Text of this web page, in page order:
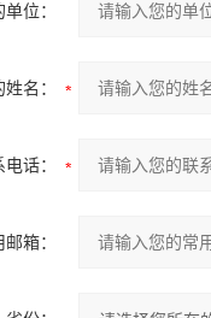
位：
名：
话：
箱：